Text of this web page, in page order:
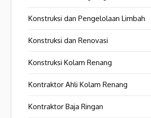
Konstruksi dan Pengelolaan Limbah
Konstruksi dan Renovasi
Konstruksi Kolam Renang
Kontraktor Ahli Kolam Renang
Kontraktor Baja Ringan